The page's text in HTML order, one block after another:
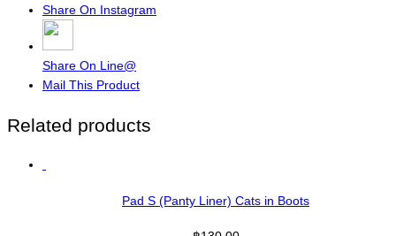
Share On Instagram
Share On Line@
Mail This Product
Related products
Pad S (Panty Liner) Cats in Boots